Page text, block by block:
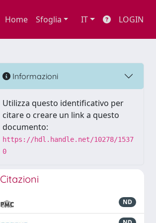
Home Sfoglia IT LOGIN
Informazioni
Utilizza questo identificativo per
citare o creare un link a questo
documento:
https://hdl.handle.net/10278/1537
0
Citazioni
ND